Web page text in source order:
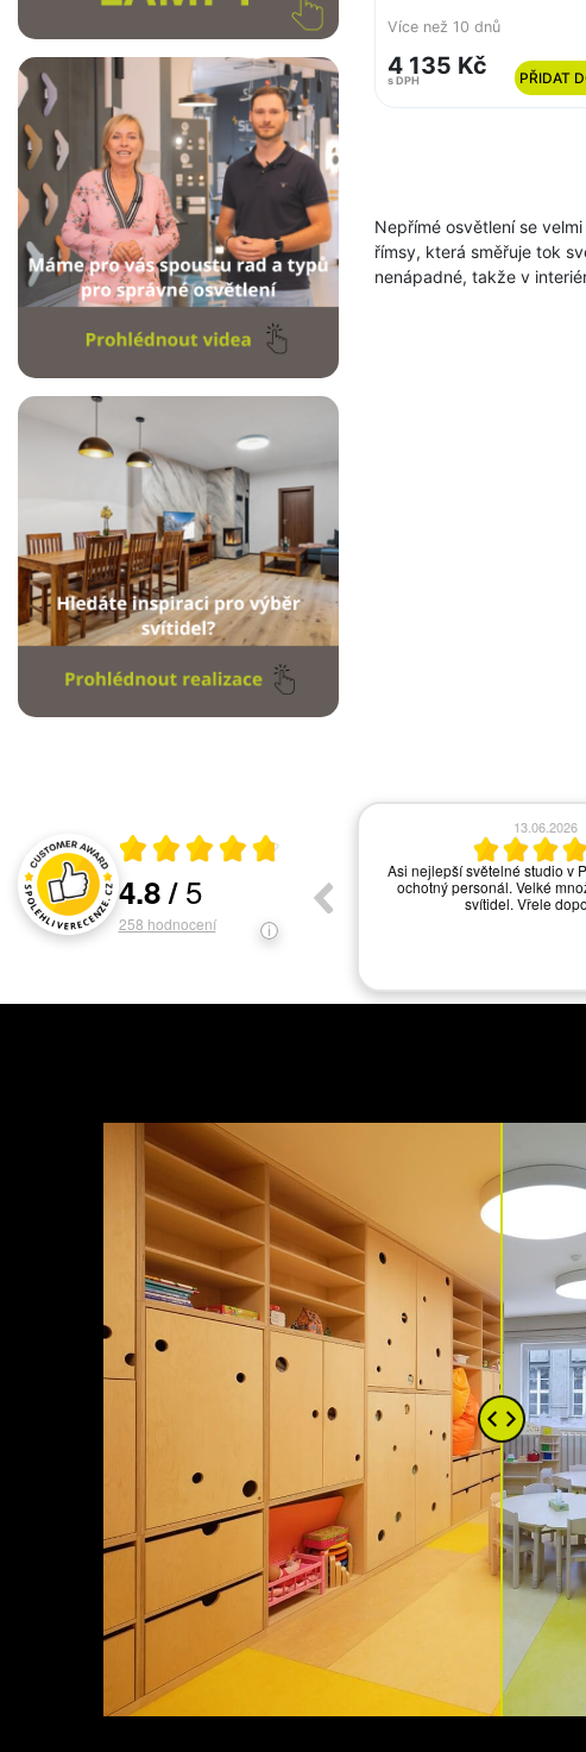
Více než 10 dnů
4 135 Kč
s DPH PŘIDAT
Nepřímé osvětlení se
římsy, která směřuje tok
nenápadné, takže v
Hodnocení a recenze zákazníků
Průměrné hodnocení 4.8 z 5
4.8/5
258 hodnocení
13.06.2026
Asi nejlepší světelné studio v
ochotný personál. Velké
svítidel. Vřele